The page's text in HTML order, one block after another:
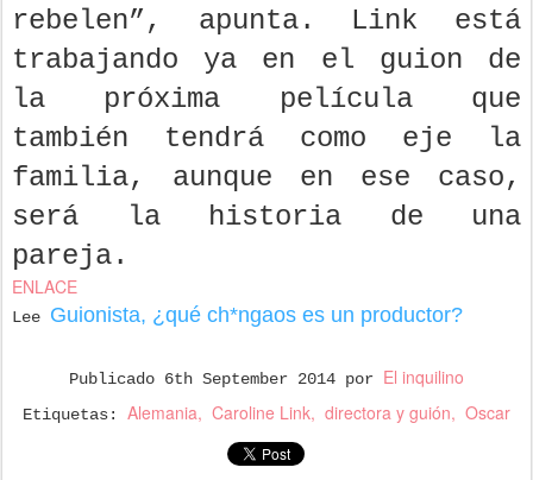
rebelen”, apunta. Link está
trabajando ya en el guion de
la próxima película que
también tendrá como eje la
familia, aunque en ese caso,
será la historia de una
pareja.
ENLACE
Lee Guionista, ¿qué ch*ngaos es un productor?
Publicado 6th September 2014 por El inquilino
Etiquetas: Alemania Caroline Link directora y guión Oscar